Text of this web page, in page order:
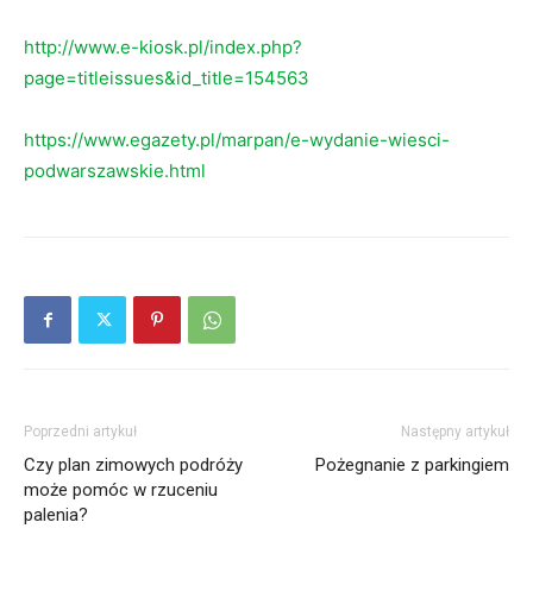
http://www.e-kiosk.pl/index.php?
page=titleissues&id_title=154563
https://www.egazety.pl/marpan/e-wydanie-wiesci-
podwarszawskie.html
Poprzedni artykuł
Czy plan zimowych podróży
może pomóc w rzuceniu
palenia?
Następny artykuł
Pożegnanie z parkingiem